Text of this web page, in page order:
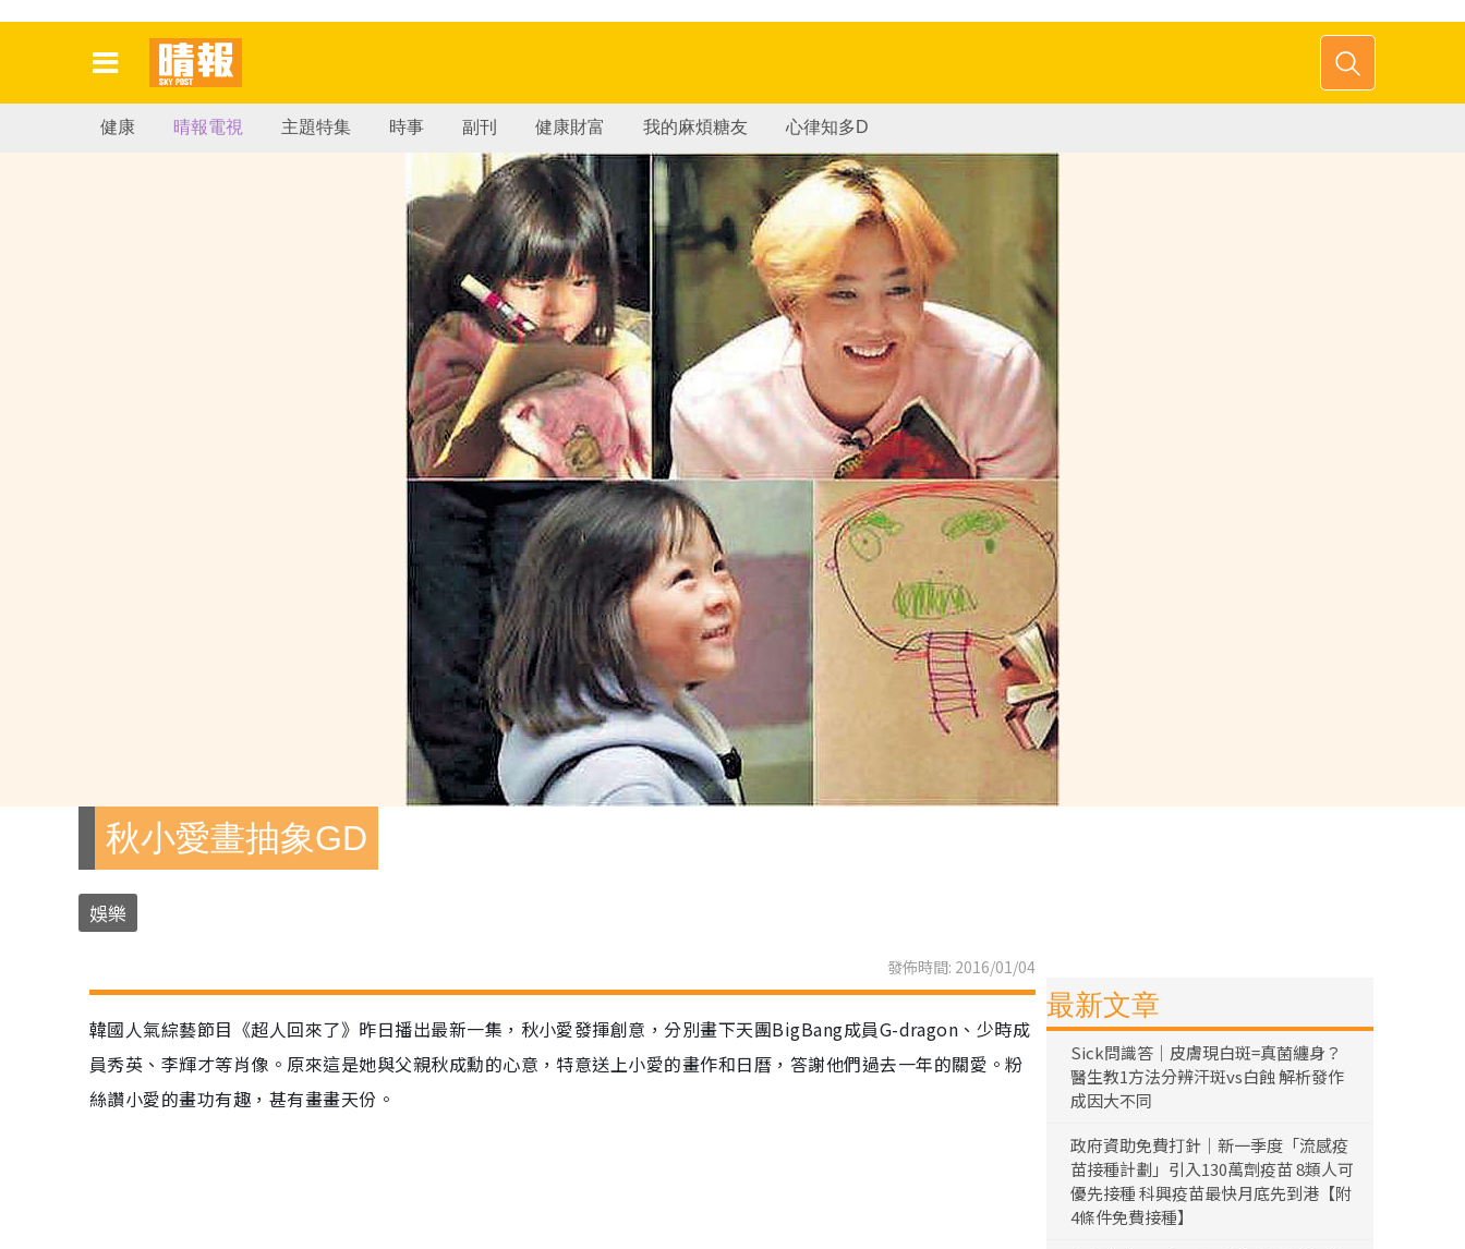
健康 晴報電視 主題特集 時事 副刊 健康財富 我的麻煩糖友 心律知多D
秋小愛畫抽象GD
娛樂
發佈時間: 2016/01/04
韓國人氣綜藝節目《超人回來了》昨日播出最新一集，秋小愛發揮創意，分別畫下天團BigBang成員G-dragon、少時成
員秀英、李輝才等肖像。原來這是她與父親秋成勳的心意，特意送上小愛的畫作和日曆，答謝他們過去一年的關愛。粉
絲讚小愛的畫功有趣，甚有畫畫天份。
最新文章
Sick問識答｜皮膚現白斑=真菌纏身？
醫生教1方法分辨汗斑vs白蝕 解析發作
成因大不同
政府資助免費打針｜新一季度「流感疫
苗接種計劃」引入130萬劑疫苗 8類人可
優先接種 科興疫苗最快月底先到港【附
4條件免費接種】